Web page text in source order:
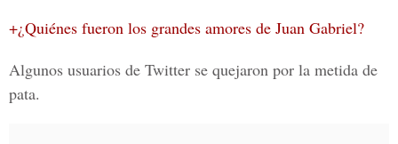
+¿Quiénes fueron los grandes amores de Juan Gabriel?
Algunos usuarios de Twitter se quejaron por la metida de
pata.